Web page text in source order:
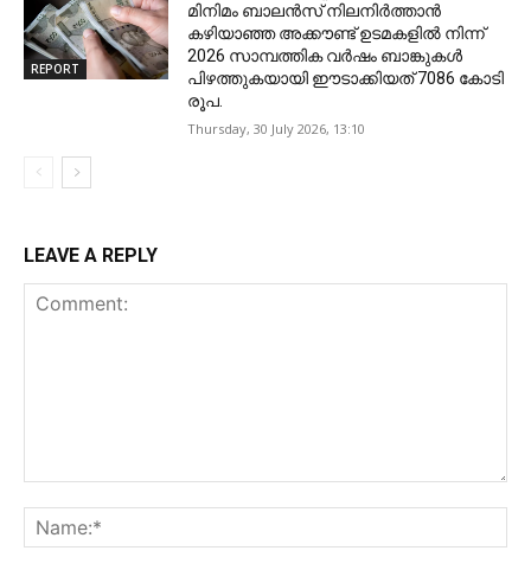
REPORT
മിനിമം ബാലൻസ് നിലനിർത്താൻ
കഴിയാഞ്ഞ അക്കൗണ്ട് ഉടമകളിൽ നിന്ന്
2026 സാമ്പത്തിക വർഷം ബാങ്കുകൾ
പിഴത്തുകയായി ഈടാക്കിയത് 7086 കോടി
രൂപ.
Thursday, 30 July 2026, 13:10
LEAVE A REPLY